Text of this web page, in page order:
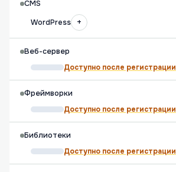
CMS
WordPress
+
Веб-сервер
Доступно после регистрации
Фреймворки
Доступно после регистрации
Библиотеки
Доступно после регистрации